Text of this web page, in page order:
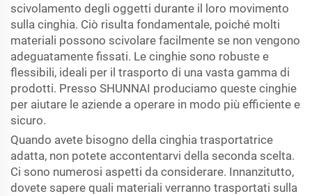
scivolamento degli oggetti durante il loro movimento
sulla cinghia. Ciò risulta fondamentale, poiché molti
materiali possono scivolare facilmente se non vengono
adeguatamente fissati. Le cinghie sono robuste e
flessibili, ideali per il trasporto di una vasta gamma di
prodotti. Presso SHUNNAI produciamo queste cinghie
per aiutare le aziende a operare in modo più efficiente e
sicuro.
Quando avete bisogno della cinghia trasportatrice
adatta, non potete accontentarvi della seconda scelta.
Ci sono numerosi aspetti da considerare. Innanzitutto,
dovete sapere quali materiali verranno trasportati sulla